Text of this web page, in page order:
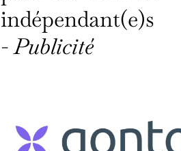
indépendant(e)s
-Publicité